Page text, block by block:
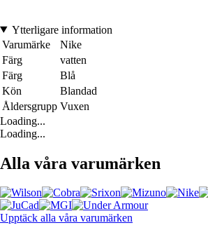
Ytterligare information
Varumärke
Nike
Färg
vatten
Färg
Blå
Kön
Blandad
Åldersgrupp Vuxen
Loading...
Loading...
Alla våra varumärken
Upptäck alla våra varumärken